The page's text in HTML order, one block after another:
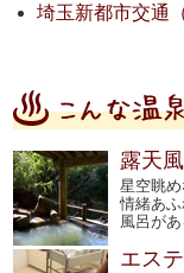
埼玉新都市交通
露天
星空眺
情緒あ
風呂があ
エス